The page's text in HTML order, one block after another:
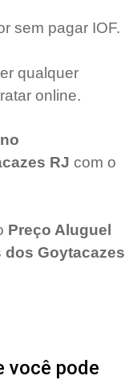
sem pagar IOF.
qualquer
online.
RJ com o
Preço Aluguel
dos Goytacazes
você pode